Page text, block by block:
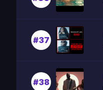
#37
#38